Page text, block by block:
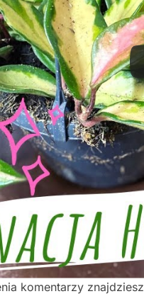
komentarzy znajdziesz